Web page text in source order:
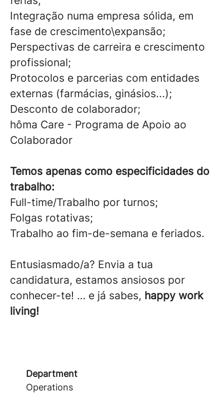
Integração numa empresa sólida, em
fase de crescimento\expansão;
Perspectivas de carreira e crescimento
profissional;
Protocolos e parcerias com entidades
externas (farmácias, ginásios...);
Desconto de colaborador;
hôma Care - Programa de Apoio ao
Colaborador
Temos apenas como especificidades do
trabalho:
Full-time/Trabalho por turnos;
Folgas rotativas;
Trabalho ao fim-de-semana e feriados.
Entusiasmado/a? Envia a tua
candidatura, estamos ansiosos por
conhecer-te! … e já sabes, happy work
living!
Department
Operations